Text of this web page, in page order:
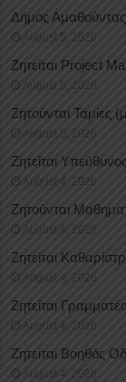
Δήμος
August 5, 2026
Ζητείται Project
August 5, 2026
Ζητούνται Ταμίες
August 5, 2026
Ζητείται
August 4, 2026
Ζητούνται
August 4, 2026
Ζητείται
August 4, 2026
Ζητείται
August 4, 2026
Ζητείται Βοηθός
August 4, 2026